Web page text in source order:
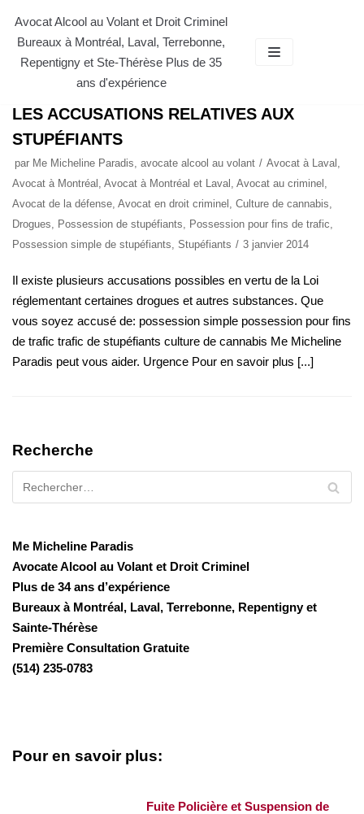
Aller
au
contenu
Avocat Alcool au Volant et Droit Criminel
Bureaux à Montréal, Laval, Terrebonne,
Repentigny et Ste-Thérèse Plus de 35
ans d'expérience
AVOCAT STUPÉFIANTS
LES ACCUSATIONS RELATIVES AUX
STUPÉFIANTS
par Me Micheline Paradis, avocate alcool au volant Avocat à Laval ,
Avocat à Montréal , Avocat à Montréal et Laval , Avocat au criminel ,
Avocat de la défense, Avocat en droit criminel , Culture de cannabis,
Drogues, Possession de stupéfiants, Possession pour fins de trafic,
Possession simple de stupéfiants, Stupéfiants 3 janvier 2014
Il existe plusieurs accusations possibles en vertu de la Loi
réglementant certaines drogues et autres substances. Que
vous soyez accusé de: possession simple possession pour fins
de trafic trafic de stupéfiants culture de cannabis Me Micheline
Paradis peut vous aider. Urgence Pour en savoir plus [...]
Recherche
Me Micheline Paradis
Avocate Alcool au Volant et Droit Criminel
Plus de 34 ans d’expérience
Bureaux à Montréal, Laval, Terrebonne, Repentigny et
Sainte-Thérèse
Première Consultation Gratuite
(514) 235-0783
Pour en savoir plus:
Fuite Policière et Suspension de